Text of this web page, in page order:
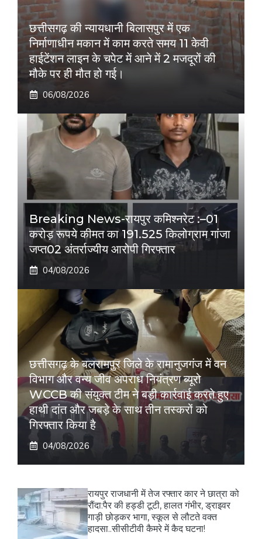
छत्तीसगढ़ की न्यायधानी बिलासपुर में एक
निर्माणाधीन मकान में काम करते समय 11 केवी
हाईटेंशन लाइन के चपेट में आने में 2 मजदूरों की
मौके पर ही मौत हो गई।
06/08/2026
Breaking News-रायपुर कमिश्नरेट :–01
करोड़ रूपये कीमत का 191.525 किलोग्राम गांजा
जप्त02 अंतर्राज्यीय आरोपी गिरफ्तार
04/08/2026
छत्तीसगढ़ के बलरामपुर जिले के रामानुजगंज में वन
विभाग और वन्य जीव अपराध नियंत्रण ब्यूरो
WCCB की संयुक्त टीम ने बड़ी कार्रवाई करते हुए
हाथी दांत और जबड़े के साथ तीन तस्करों को
गिरफ्तार किया है
04/08/2026
रायपुर राजधानी में तेज रफ्तार कार ने छात्रा को
रौंदा:पैर की हड्डी टूटी, हालत गंभीर, ड्राइवर
गाड़ी छोड़कर भागा, स्कूल से लौटते वक्त
हादसा..सीसीटीवी कैमरे में कैद घटना!